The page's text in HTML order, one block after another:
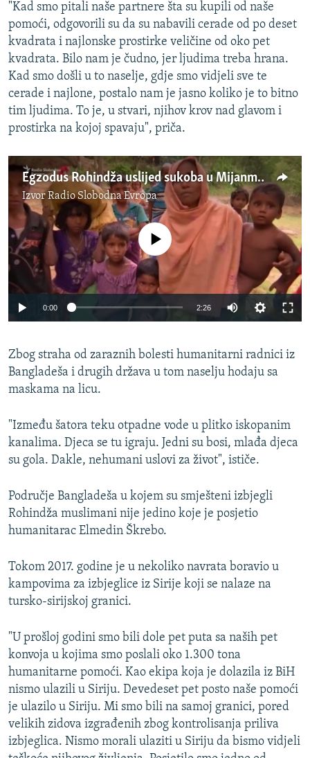
"Kad smo pitali naše partnere šta su kupili od naše
pomoći, odgovorili su da su nabavili cerade od po deset
kvadrata i najlonske prostirke veličine od oko pet
kvadrata. Bilo nam je čudno, jer ljudima treba hrana.
Kad smo došli u to naselje, gdje smo vidjeli sve te
cerade i najlone, postalo nam je jasno koliko je to bitno
tim ljudima. To je, u stvari, njihov krov nad glavom i
prostirka na kojoj spavaju", priča.
Egzodus Rohindža uslijed sukoba u Mijanmaru
IzvorRadio Slobodna Evropa
No media source currently available
0:00 2:26
Zbog straha od zaraznih bolesti humanitarni radnici iz
Bangladeša i drugih država u tom naselju hodaju sa
maskama na licu.
"Između šatora teku otpadne vode u plitko iskopanim
kanalima. Djeca se tu igraju. Jedni su bosi, mlađa djeca
su gola. Dakle, nehumani uslovi za život", ističe.
Područje Bangladeša u kojem su smješteni izbjegli
Rohindža muslimani nije jedino koje je posjetio
humanitarac Elmedin Škrebo.
Tokom 2017. godine je u nekoliko navrata boravio u
kampovima za izbjeglice iz Sirije koji se nalaze na
tursko-sirijskoj granici.
"U prošloj godini smo bili dole pet puta sa naših pet
konvoja u kojima smo poslali oko 1.300 tona
humanitarne pomoći. Kao ekipa koja je dolazila iz BiH
nismo ulazili u Siriju. Devedeset pet posto naše pomoći
je ulazilo u Siriju. Mi smo bili na samoj granici, pored
velikih zidova izgrađenih zbog kontrolisanja priliva
izbjeglica. Nismo morali ulaziti u Siriju da bismo vidjeli